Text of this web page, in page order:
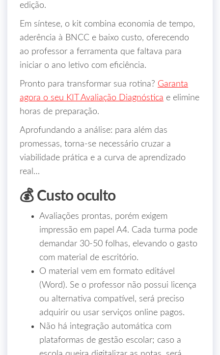
edição.
Em síntese, o kit combina economia de tempo,
aderência à BNCC e baixo custo, oferecendo
ao professor a ferramenta que faltava para
iniciar o ano letivo com eficiência.
Pronto para transformar sua rotina? Garanta
agora o seu KIT Avaliação Diagnóstica e elimine
horas de preparação.
Aprofundando a análise: para além das
promessas, torna-se necessário cruzar a
viabilidade prática e a curva de aprendizado
real…
💰 Custo oculto
Avaliações prontas, porém exigem
impressão em papel A4. Cada turma pode
demandar 30‑50 folhas, elevando o gasto
com material de escritório.
O material vem em formato editável
(Word). Se o professor não possui licença
ou alternativa compatível, será preciso
adquirir ou usar serviços online pagos.
Não há integração automática com
plataformas de gestão escolar; caso a